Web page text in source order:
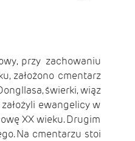
przy zachowaniu
założono cmentarz
świerki, wiąz
ewangelicy w
XX wieku. Drugim
Na cmentarzu stoi